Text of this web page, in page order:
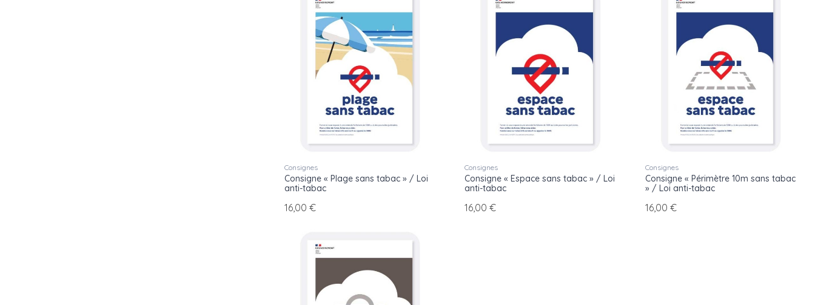
Consignes
Consigne « Plage sans tabac » / Loi
anti-tabac
16,00 €
Consignes
Consigne « Espace sans tabac » / Loi
anti-tabac
16,00 €
Consignes
Consigne « Périmètre 10m sans tabac
» / Loi anti-tabac
16,00 €